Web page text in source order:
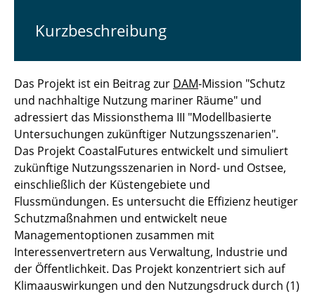
Kurzbeschreibung
Das Projekt ist ein Beitrag zur DAM-Mission "Schutz
und nachhaltige Nutzung mariner Räume" und
adressiert das Missionsthema III "Modellbasierte
Untersuchungen zukünftiger Nutzungsszenarien".
Das Projekt CoastalFutures entwickelt und simuliert
zukünftige Nutzungsszenarien in Nord- und Ostsee,
einschließlich der Küstengebiete und
Flussmündungen. Es untersucht die Effizienz heutiger
Schutzmaßnahmen und entwickelt neue
Managementoptionen zusammen mit
Interessenvertretern aus Verwaltung, Industrie und
der Öffentlichkeit. Das Projekt konzentriert sich auf
Klimaauswirkungen und den Nutzungsdruck durch (1)